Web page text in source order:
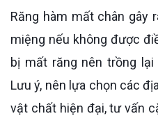
Răng hàm mất chân gây ra nhiều hậu quả cho răng
miệng nếu không được
bị mất răng nên trồng
Lưu ý, nên lựa chọn các
vật chất hiện đại, tư vấn